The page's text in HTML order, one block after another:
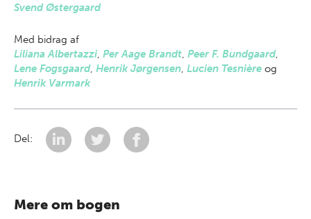
Svend Østergaard
Med bidrag af
Liliana Albertazzi, Per Aage Brandt, Peer F. Bundgaard,
Lene Fogsgaard, Henrik Jørgensen, Lucien Tesnière og
Henrik Varmark
Del:
Mere om bogen